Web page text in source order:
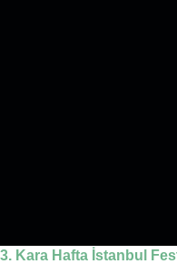
3. Kara Hafta İstanbul